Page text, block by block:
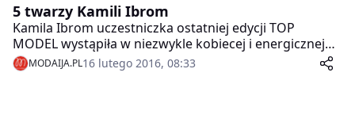
5 twarzy Kamili Ibrom
Kamila Ibrom uczestniczka ostatniej edycji TOP
MODEL wystąpiła w niezwykle kobiecej i energicznej
sesji zdjęciowej. Stylistka przygotowała pięć stylizacji
skomponowanych z ubrań z oferty balladine.com.
MODAIJA.PL16 lutego 2016, 08:33